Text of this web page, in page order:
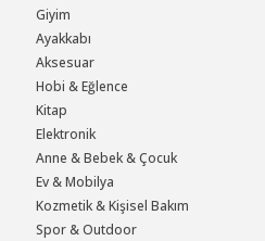
Giyim
Ayakkabı
Aksesuar
Hobi & Eğlence
Kitap
Elektronik
Anne & Bebek & Çocuk
Ev & Mobilya
Kozmetik & Kişisel Bakım
Spor & Outdoor